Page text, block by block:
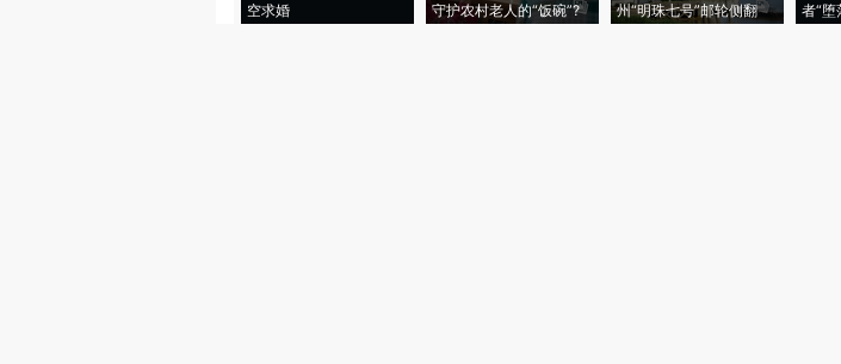
空求婚
守护农村老人的“饭碗”?
州“明珠七号”邮轮侧翻
者“堕